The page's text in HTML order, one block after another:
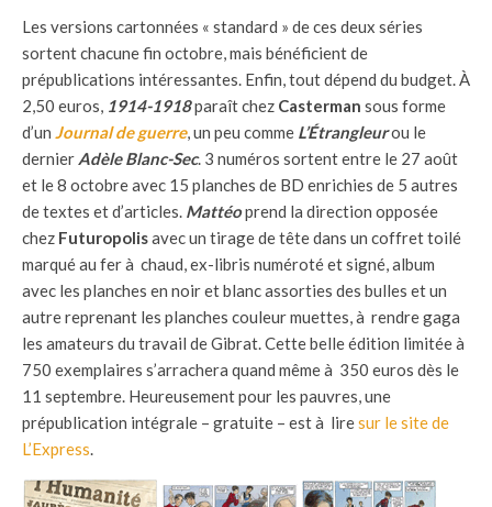
Les versions cartonnées « standard » de ces deux séries
sortent chacune fin octobre, mais bénéficient de
prépublications intéressantes. Enfin, tout dépend du budget. À
2,50 euros, 1914-1918paraît chez Casterman sous forme
d’un Journal de guerre, un peu comme L’Étrangleurou le
dernier Adèle Blanc-Sec. 3 numéros sortent entre le 27 août
et le 8 octobre avec 15 planches de BD enrichies de 5 autres
de textes et d’articles. Mattéoprend la direction opposée
chez Futuropolisavec un tirage de tête dans un coffret toilé
marqué au fer à chaud, ex-libris numéroté et signé, album
avec les planches en noir et blanc assorties des bulles et un
autre reprenant les planches couleur muettes, à rendre gaga
les amateurs du travail de Gibrat. Cette belle édition limitée à
750 exemplaires s’arrachera quand même à 350 euros dès le
11 septembre. Heureusement pour les pauvres, une
prépublication intégrale – gratuite – est à liresur le site de
L’Express.